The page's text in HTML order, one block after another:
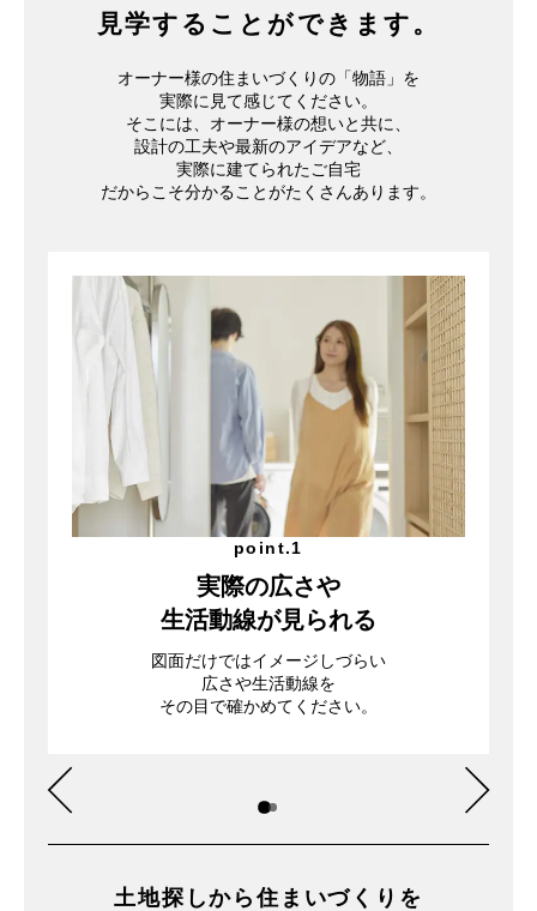
見学することができます。
オーナー様の住まいづくりの「物語」を
実際に見て感じてください。
そこには、オーナー様の想いと共に、
設計の工夫や最新のアイデアなど、
実際に建てられたご自宅
だからこそ分かることがたくさんあります。
point.1
実際の広さや
生活動線が見られる
図面だけではイメージしづらい
広さや生活動線を
その目で確かめてください。
土地探しから住まいづくりを